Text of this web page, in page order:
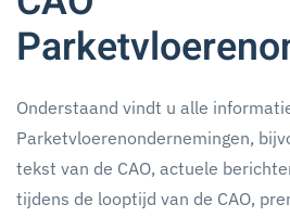
Onderstaand vindt u alle
Parketvloerenondernemingen,
tekst van de CAO, actuele
tijdens de looptijd van de CAO,